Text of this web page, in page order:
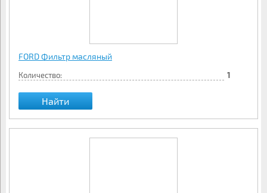
FORD Фильтр масляный
Количество: 1
Найти